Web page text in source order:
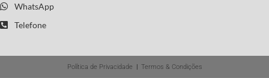
WhatsApp
Telefone
Política de Privacidade | Termos & Condições